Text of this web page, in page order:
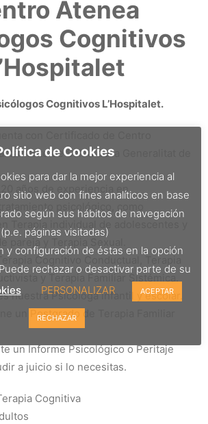
Atenea
Cognitivos
Cognitivos L’Hospitalet.
de Salud de la Generalitat de
20 años de experiencia en
psicológico, como
Terapia individual de adolescentes y
pareja y Terapia Sexual.
Cognitivo Conductual, Terapia
y Terapia Familiar Sistémica.
nuestra Psicóloga infantil y escolar.
un Postgrado de Terapia Familiar
un Informe Psicológico o Peritaje
a juicio si lo necesitas.
Cognitiva
de Cookies
para dar la mejor experiencia al
sitio web con fines analíticos en base
según sus hábitos de navegación
(p.e. páginas visitadas)
y configuración de éstas en la opción
Puede rechazar o desactivar parte de su
PERSONALIZAR ACEPTAR
RECHAZAR